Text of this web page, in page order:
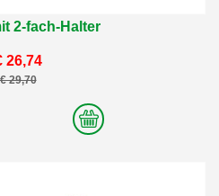
2-fach-Halter
26,74
€ 29,70